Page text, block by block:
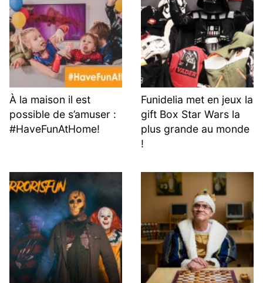
À la maison il est
possible de s’amuser :
#HaveFunAtHome!
Funidelia met en jeux la
gift Box Star Wars la
plus grande au monde
!